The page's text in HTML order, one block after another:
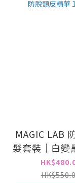
MAGIC LAB
髮套裝｜白變
頭水500ml +
脫頭皮精華